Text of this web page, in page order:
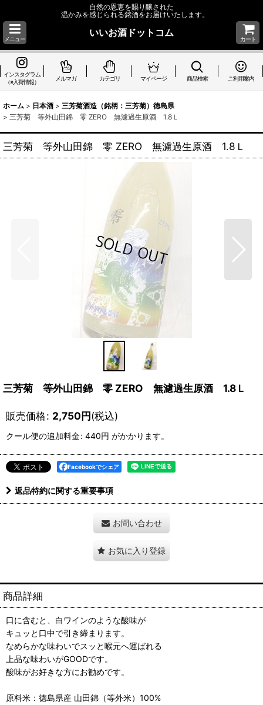
自然の恩恵を賜り醸された
温かみを感じられる銘酒をお届けいたします。
メニュー
いいお酒ドットコム
カート
インスタグラム
（※入荷情報）
メルマガ カテゴリ マイページ 商品検索 ご利用案内
ホーム > 日本酒 > 三芳菊酒造（銘柄：三芳菊）徳島県
> 三芳菊 等外山田錦 零 ZERO 無濾過生原酒 1.8Ｌ
三芳菊 等外山田錦 零 ZERO 無濾過生原酒 1.8Ｌ
三芳菊 等外山田錦 零 ZERO 無濾過生原酒 1.8Ｌ
販売価格: 2,750円(税込)
クール便の追加料金: 440円 がかかります。
Facebookでシェア
返品特約に関する重要事項
お問い合わせ
お気に入り登録
商品詳細
口に含むと、白ワインのような酸味が
キュッと口中で引き締まります。
なめらかな味わいでスッと喉元へ運ばれる
上品な味わいがGOODです。
酸味がお好きな方にお勧めです。
原料米：徳島県産 山田錦（等外米）100%